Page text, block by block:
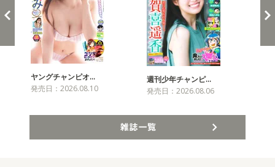
ヤングチャンピオ…
発売日：2026.08.10
週刊少年チャンピ…
発売日：2026.08.06